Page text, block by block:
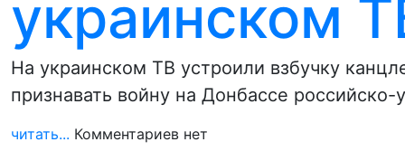
украинском
На украинском ТВ устроили взбучку
признавать войну на Донбассе
читать... Комментариев нет